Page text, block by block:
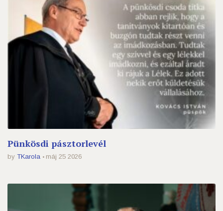
Pünkösdi pásztorlevél
by TKarola máj 25 2026